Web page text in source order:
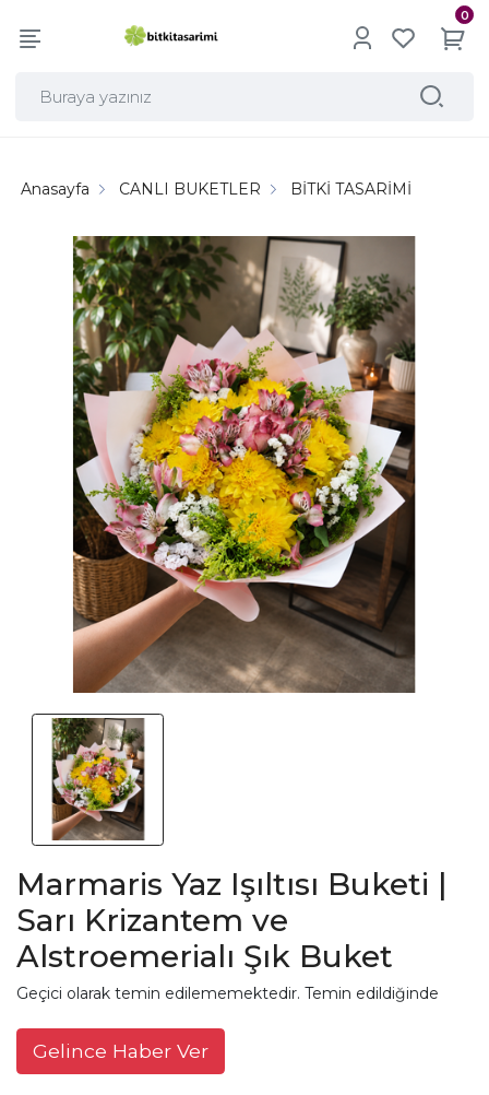
0
Anasayfa CANLI BUKETLER BİTKİ TASARİMİ
Marmaris Yaz Işıltısı Buketi |
Sarı Krizantem ve
Alstroemerialı Şık Buket
Geçici olarak temin edilememektedir. Temin edildiğinde
Gelince Haber Ver